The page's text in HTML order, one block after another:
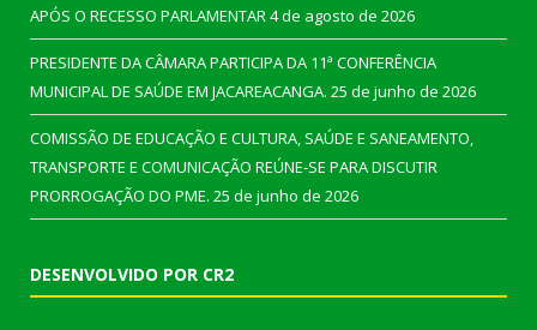
APÓS O RECESSO PARLAMENTAR4 de agosto de 2026
PRESIDENTE DA CÂMARA PARTICIPA DA 11ª CONFERÊNCIA
MUNICIPAL DE SAÚDE EM JACAREACANGA. 25 de junho de 2026
COMISSÃO DE EDUCAÇÃO E CULTURA, SAÚDE E SANEAMENTO,
TRANSPORTE E COMUNICAÇÃO REÚNE-SE PARA DISCUTIR
PRORROGAÇÃO DO PME. 25 de junho de 2026
DESENVOLVIDO POR CR2